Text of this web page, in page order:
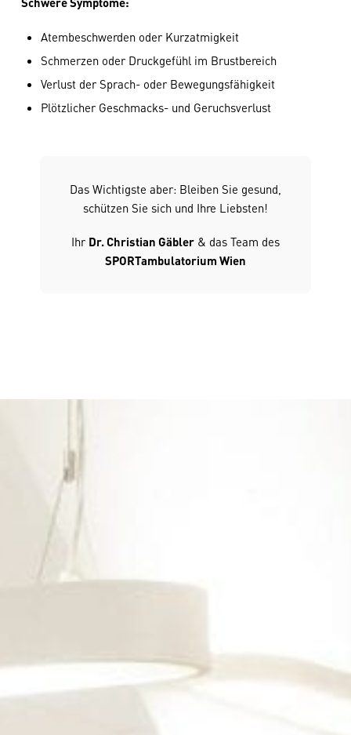
Atembeschwerden oder Kurzatmigkeit
Schmerzen oder Druckgefühl im Brustbereich
Verlust der Sprach- oder Bewegungsfähigkeit
Plötzlicher Geschmacks- und Geruchsverlust
Das Wichtigste aber: Bleiben Sie gesund,
schützen Sie sich und Ihre Liebsten!
Ihr Dr. Christian Gäbler& das Team des
SPORTambulatorium Wien